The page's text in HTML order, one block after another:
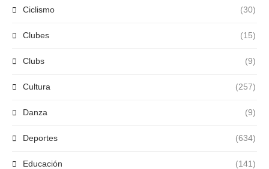
Ciclismo (30)
Clubes (15)
Clubs (9)
Cultura (257)
Danza (9)
Deportes (634)
Educación (141)